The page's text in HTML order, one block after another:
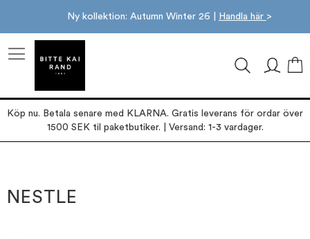
Ny kollektion: Autumn Winter 26 | Handla här >
Köp nu. Betala senare med KLARNA. Gratis leverans för ordar över
1500 SEK til paketbutiker. | Versand: 1-3 vardager.
slutet
av
början
av
NESTLE